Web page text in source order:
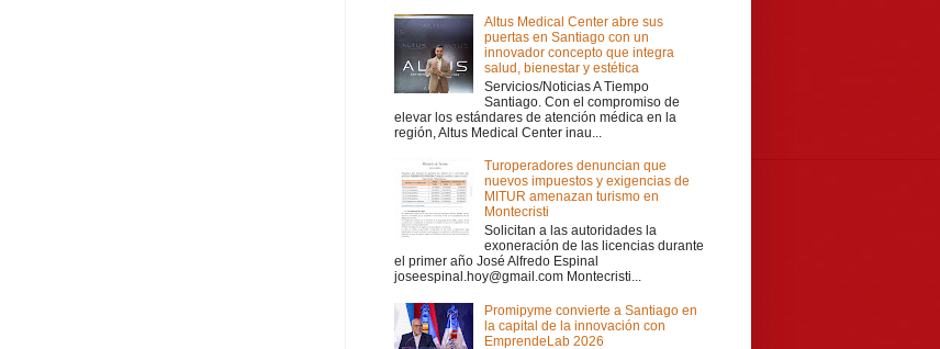
Altus Medical Center abre sus
puertas en Santiago con un
innovador concepto que integra
salud, bienestar y estética
Servicios/Noticias A Tiempo
Santiago. Con el compromiso de
elevar los estándares de atención médica en la
región, Altus Medical Center inau...
Turoperadores denuncian que
nuevos impuestos y exigencias de
MITUR amenazan turismo en
Montecristi
Solicitan a las autoridades la
exoneración de las licencias durante
el primer año José Alfredo Espinal
joseespinal.hoy@gmail.com Montecristi...
Promipyme convierte a Santiago en
la capital de la innovación con
EmprendeLab 2026